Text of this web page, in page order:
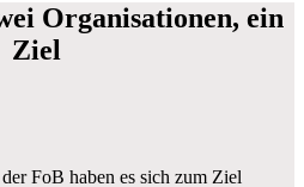
Organisationen, ein
Ziel
FoB haben es sich zum Ziel